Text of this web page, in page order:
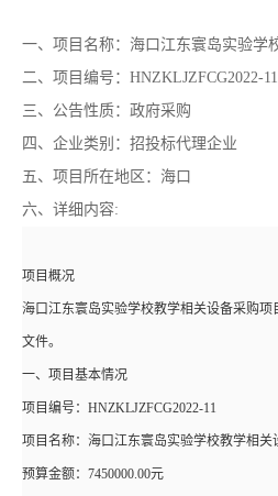
一、项目名称：海口江东寰岛实验学
二、项目编号：HNZKLJZFCG2022-11
三、公告性质：政府采购
四、企业类别：招投标代理企业
五、项目所在地区：海口
六、详细内容:
项目概况
海口江东寰岛实验学校教学相关设备采购项
文件。
一、项目基本情况
项目编号：HNZKLJZFCG2022-11
项目名称：海口江东寰岛实验学校教学相关
预算金额：7450000.00元